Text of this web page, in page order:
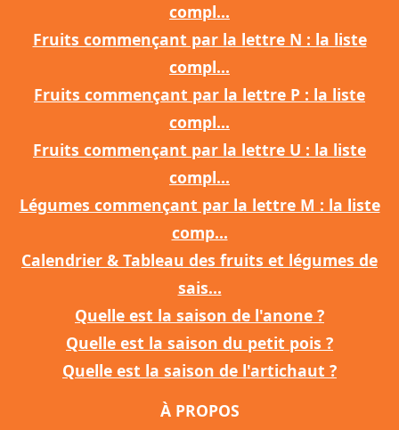
compl...
Fruits commençant par la lettre N : la liste
compl...
Fruits commençant par la lettre P : la liste
compl...
Fruits commençant par la lettre U : la liste
compl...
Légumes commençant par la lettre M : la liste
comp...
Calendrier & Tableau des fruits et légumes de
sais...
Quelle est la saison de l'anone ?
Quelle est la saison du petit pois ?
Quelle est la saison de l'artichaut ?
À PROPOS